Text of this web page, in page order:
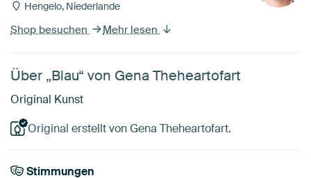
Hengelo, Niederlande
Shop besuchen Mehr lesen
Über „Blau“ von Gena Theheartofart
Original Kunst
Original erstellt von Gena Theheartofart.
Stimmungen